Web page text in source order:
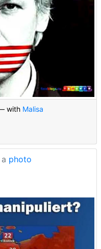
with Malisa
photo